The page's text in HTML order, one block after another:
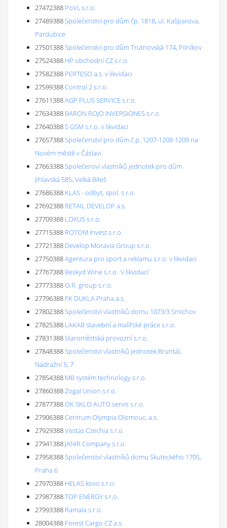
27472388 PoVI, s.r.o.
27489388Společenství pro dům čp. 1818, ul. Kašparova,
Pardubice
27501388Společenství pro dům Trutnovská 174, Pilníkov
27524388 HP obchodní CZ s.r.o.
27582388 PERTESO a.s. v likvidaci
27599388Control 2 s.r.o.
27611388AGP PLUS SERVICE s.r.o.
27634388 BARON ROJO INVERSIONES s.r.o.
27640388S GSM s.r.o. v likvidaci
27657388Společenství pro dům č.p. 1207-1208-1209 na
Novém městě v Čáslavi
27663388Společensví vlastníků jednotek pro dům
Jihlavská 585, Velká Bíteš
27686388 KLAS - odbyt, spol. s r.o.
27692388 RETAIL DEVELOP a.s.
27709388 LOXUS s.r.o.
27715388 ROTOM Invest s.r.o.
27721388 Develop Moravia Group s.r.o.
27750388Agentura pro sport a reklamu s.r.o. v likvidaci
27767388 Beskyd Wine s.r.o. 'v likvidaci'
27773388O.R. group s.r.o.
27796388 FK DUKLA Praha a.s.
27802388Společenství vlastníků domu 1073/3 Smíchov
27825388 LAKAB stavební a malířské práce s.r.o.
27831388Staroměstská provozní s.r.o.
27848388Společenství vlastníků jednotek Bruntál,
Nádražní 5, 7
27854388 MB systém technology s.r.o.
27860388Zogal Union s.r.o.
27877388OK SKLO AUTO servis s.r.o.
27906388Centrum Olympia Olomouc, a.s.
27929388Vestas Czechia s.r.o.
27941388 JANIR Company s.r.o.
27958388Společenství vlastníků domu Skuteckého 1705,
Praha 6
27970388 HELAS kovo s.r.o.
27987388TOP ENERGY s.r.o.
27993388 Ramala s.r.o.
28004388 Forest Cargo CZ a.s.